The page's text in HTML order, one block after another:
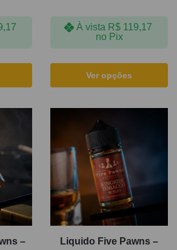
À vista R$119,17
no Pix
Ver opções
– Liquido Five Pawns –